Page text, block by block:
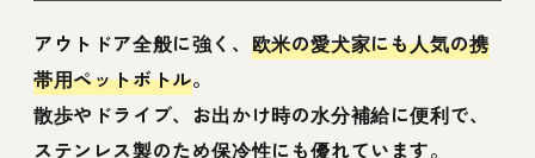
アウトドア全般に強く、 欧米の愛犬家にも人気の携
帯用ペットボトル。
散歩やドライブ、お出かけ時の水分補給に便利で、
ステンレス製のため保冷性にも優れています。